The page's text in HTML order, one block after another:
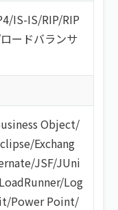
/IS-IS/RIP/RIP
ロードバランサ
Object/
/Exchang
/JSF/JUni
/Log
/Power Point/